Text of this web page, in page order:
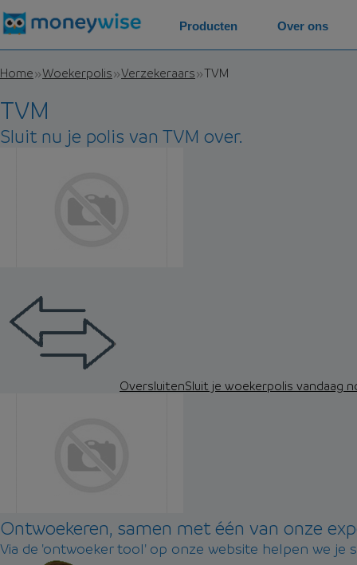
Home Woekerpolis Verzekeraars TVM
TVM
Sluit nu je polis van TVM over.
OversluitenSluit je woekerpolis vandaag
Ontwoekeren, samen met één van onze
Via de 'ontwoeker tool' op onze website helpen we je
Producten Over ons